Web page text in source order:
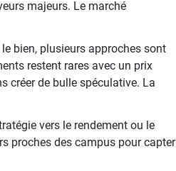
majeurs. Le marché
bien, plusieurs approches sont
restent rares avec un prix
créer de bulle spéculative. La
vers le rendement ou le
proches des campus pour capter